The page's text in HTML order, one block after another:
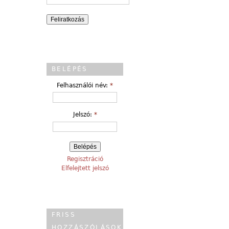
BELÉPÉS
Felhasználói név: *
Jelszó: *
Regisztráció
Elfelejtett jelszó
FRISS
HOZZÁSZÓLÁSOK